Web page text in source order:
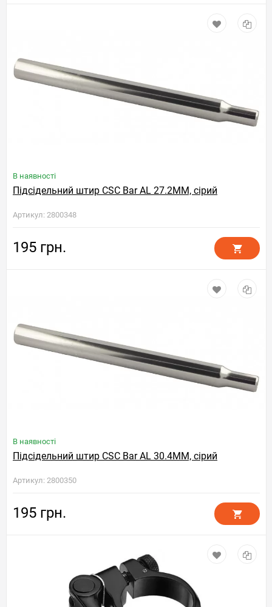
В наявності
Підсідельний штир CSC Bar AL 27.2MM, сірий
Артикул: 2800348
195 грн.
В наявності
Підсідельний штир CSC Bar AL 30.4MM, сірий
Артикул: 2800350
195 грн.